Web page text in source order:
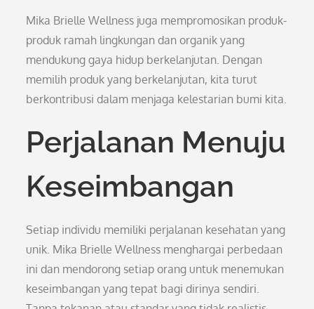
Mika Brielle Wellness juga mempromosikan produk-
produk ramah lingkungan dan organik yang
mendukung gaya hidup berkelanjutan. Dengan
memilih produk yang berkelanjutan, kita turut
berkontribusi dalam menjaga kelestarian bumi kita.
Perjalanan Menuju
Keseimbangan
Setiap individu memiliki perjalanan kesehatan yang
unik. Mika Brielle Wellness menghargai perbedaan
ini dan mendorong setiap orang untuk menemukan
keseimbangan yang tepat bagi dirinya sendiri.